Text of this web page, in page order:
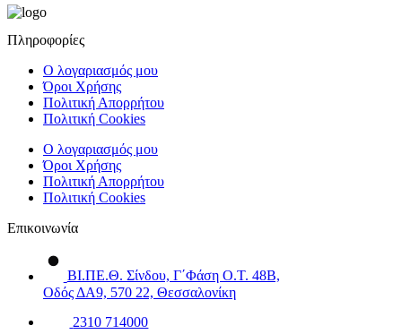
Πληροφορίες
Ο λογαριασμός μου
Όροι Χρήσης
Πολιτική Απορρήτου
Πολιτική Cookies
Ο λογαριασμός μου
Όροι Χρήσης
Πολιτική Απορρήτου
Πολιτική Cookies
Επικοινωνία
ΒΙ.ΠΕ.Θ. Σίνδου, Γ΄Φάση Ο.Τ. 48Β,
Οδός ΔΑ9, 570 22, Θεσσαλονίκη
2310 714000